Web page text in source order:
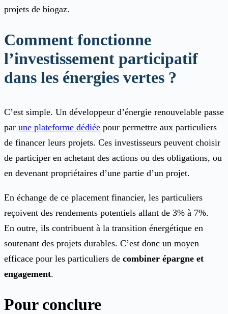
projets de biogaz.
Comment fonctionne
l’investissement participatif
dans les énergies vertes ?
C’est simple. Un développeur d’énergie renouvelable passe
par une plateforme dédiée pour permettre aux particuliers
de financer leurs projets. Ces investisseurs peuvent choisir
de participer en achetant des actions ou des obligations, ou
en devenant propriétaires d’une partie d’un projet.
En échange de ce placement financier, les particuliers
reçoivent des rendements potentiels allant de 3% à 7%.
En outre, ils contribuent à la transition énergétique en
soutenant des projets durables. C’est donc un moyen
efficace pour les particuliers de combiner épargne et
engagement.
Pour conclure